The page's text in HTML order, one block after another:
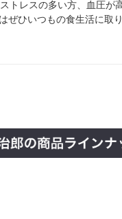
トレスの多い方、血圧が
ぜひいつもの食生活に取